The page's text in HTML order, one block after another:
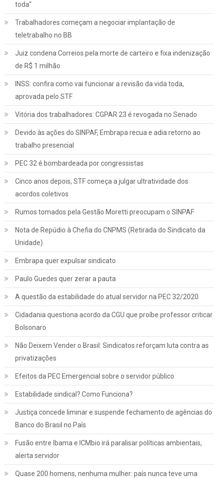
toda”
Trabalhadores começam a negociar implantação de
teletrabalho no BB
Juiz condena Correios pela morte de carteiro e fixa indenização
de R$ 1 milhão
INSS: confira como vai funcionar a revisão da vida toda,
aprovada pelo STF
Vitória dos trabalhadores: CGPAR 23 é revogada no Senado
Devido às ações do SINPAF, Embrapa recua e adia retorno ao
trabalho presencial
PEC 32 é bombardeada por congressistas
Cinco anos depois, STF começa a julgar ultratividade dos
acordos coletivos
Rumos tomados pela Gestão Moretti preocupam o SINPAF
Nota de Repúdio à Chefia do CNPMS (Retirada do Sindicato da
Unidade)
Embrapa quer expulsar sindicato
Paulo Guedes quer zerar a pauta
A questão da estabilidade do atual servidor na PEC 32/2020
Cidadania questiona acordo da CGU que proíbe professor criticar
Bolsonaro
Não Deixem Vender o Brasil: Sindicatos reforçam luta contra as
privatizações
Efeitos da PEC Emergencial sobre o servidor público
Estabilidade sindical? Como Funciona?
Justiça concede liminar e suspende fechamento de agências do
Banco do Brasil no País
Fusão entre Ibama e ICMbio irá paralisar políticas ambientais,
alerta servidor
Quase 200 homens, nenhuma mulher: país nunca teve uma
INSS: confira como vai funcionar a